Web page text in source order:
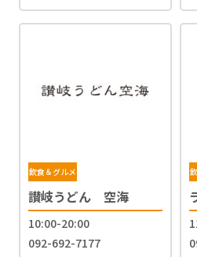
飲食＆グルメ
讃岐うどん 空海
10:00-20:00
092-692-7177